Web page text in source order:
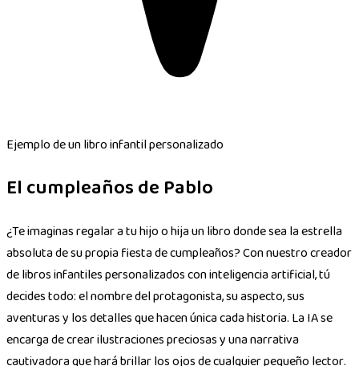
Ejemplo de un libro infantil personalizado
El cumpleaños de Pablo
¿Te imaginas regalar a tu hijo o hija un libro donde sea la estrella
absoluta de su propia fiesta de cumpleaños? Con nuestro creador
de libros infantiles personalizados con inteligencia artificial, tú
decides todo: el nombre del protagonista, su aspecto, sus
aventuras y los detalles que hacen única cada historia. La IA se
encarga de crear ilustraciones preciosas y una narrativa